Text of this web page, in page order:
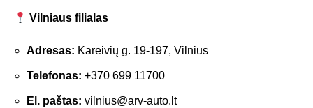
Vilniaus filialas
Adresas: Kareivių g. 19-197, Vilnius
Telefonas: +370 699 11700
El. paštas: vilnius@arv-auto.lt